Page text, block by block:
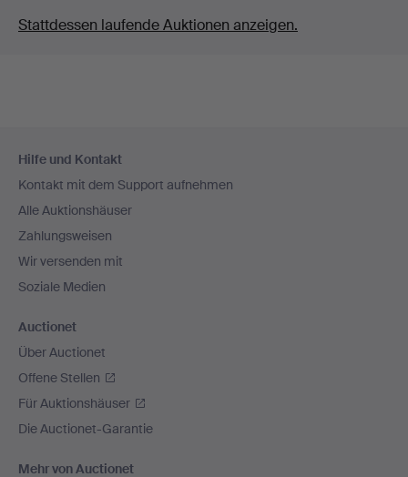
Stattdessen laufende Auktionen anzeigen.
Navigation
Hilfe und Kontakt
Kontakt mit dem Support aufnehmen
Alle Auktionshäuser
Zahlungsweisen
Wir versenden mit
Soziale Medien
Auctionet
Über Auctionet
Offene Stellen
Für Auktionshäuser
Die Auctionet-Garantie
Mehr von Auctionet